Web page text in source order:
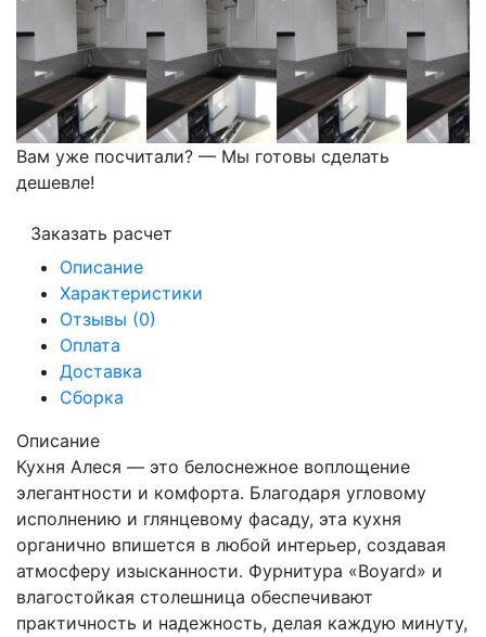
Вам уже посчитали? — Мы готовы сделать
дешевле!
Заказать расчет
Описание
Характеристики
Отзывы (0)
Оплата
Доставка
Сборка
Описание
Кухня Алеся — это белоснежное воплощение
элегантности и комфорта. Благодаря угловому
исполнению и глянцевому фасаду, эта кухня
органично впишется в любой интерьер, создавая
атмосферу изысканности. Фурнитура «Boyard» и
влагостойкая столешница обеспечивают
практичность и надежность, делая каждую минуту,